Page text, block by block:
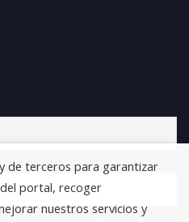
de terceros para garantizar
portal, recoger
nuestros servicios y